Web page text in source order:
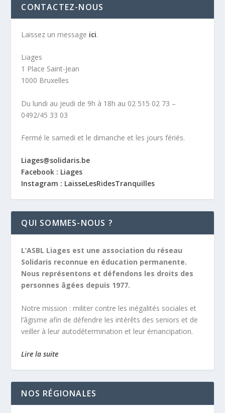
CONTACTEZ-NOUS
Laissez un message ici.
Liages
1 Place Saint-Jean
1000 Bruxelles
Du lundi au jeudi de 9h à 18h au 02 515 02 73 –
0492/45 33 03
Fermé le samedi et le dimanche et les jours fériés.
Liages@solidaris.be
Facebook : Liages
Instagram : LaisseLesRidesTranquilles
QUI SOMMES-NOUS ?
L’ASBL Liages est une association du réseau
Solidaris reconnue en éducation permanente.
Nous représentons et défendons les droits des
personnes âgées depuis 1977.
Notre mission : militer contre les inégalités sociales et
l’âgisme afin de défendre les intérêts des seniors et de
veiller à leur autodétermination et leur émancipation.
Lire la suite
NOS RÉGIONALES